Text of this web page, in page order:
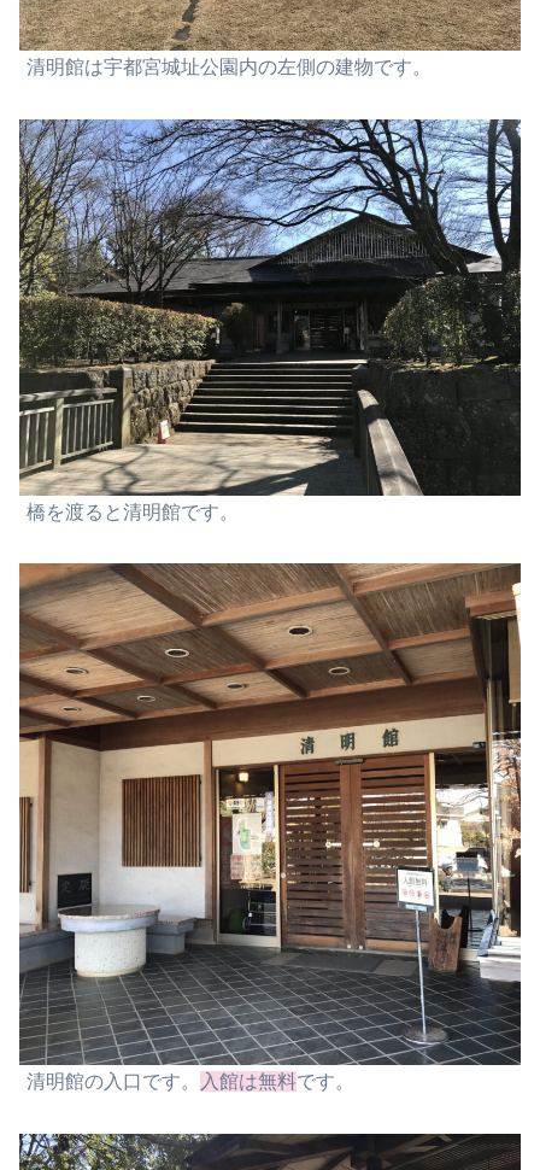
清明館は宇都宮城址公園内の左側の建物です。
橋を渡ると清明館です。
清明館の入口です。 入館は無料です。